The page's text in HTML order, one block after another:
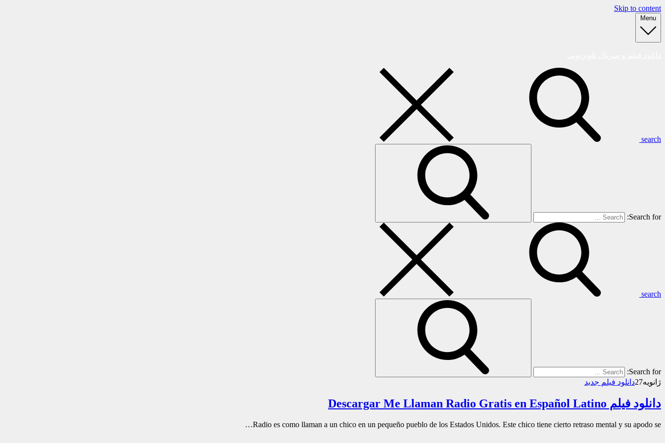
Skip to content
Menu
search
Search for:
search
Search for:
ژانویه27دانلود فیلم جدید
دانلود فیلم Descargar Me Llaman Radio Gratis en Español Latino
Radio es como llaman a un chico en un pequeño pueblo de los Estados Unidos. Este chico tiene cierto retraso mental y su apodo se…